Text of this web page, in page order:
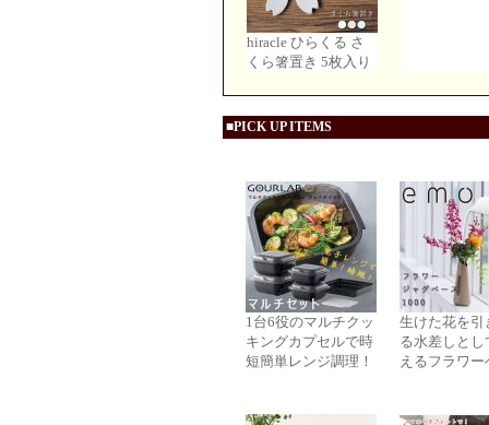
hiracle ひらくる さ
くら箸置き 5枚入り
■PICK UP ITEMS
1台6役のマルチクッ
キングカプセルで時
短簡単レンジ調理！
生けた花を引
る水差しとし
えるフラワー